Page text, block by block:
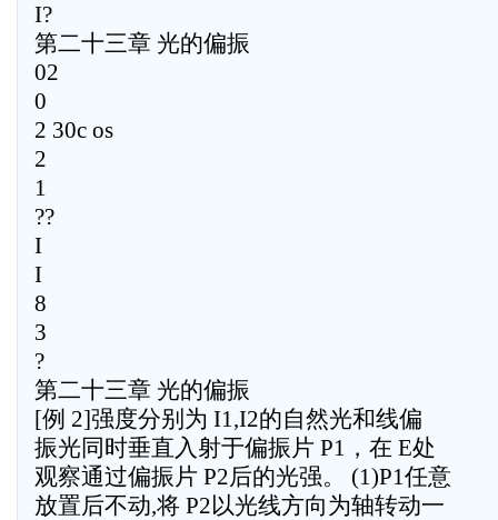
I?
第二十三章 光的偏振
02
0
2 30c os
2
1
??
I
I
8
3
?
第二十三章 光的偏振
[例 2]强度分别为 I1,I2的自然光和线偏
振光同时垂直入射于偏振片 P1，在 E处
观察通过偏振片 P2后的光强。 (1)P1任意
放置后不动,将 P2以光线方向为轴转动一